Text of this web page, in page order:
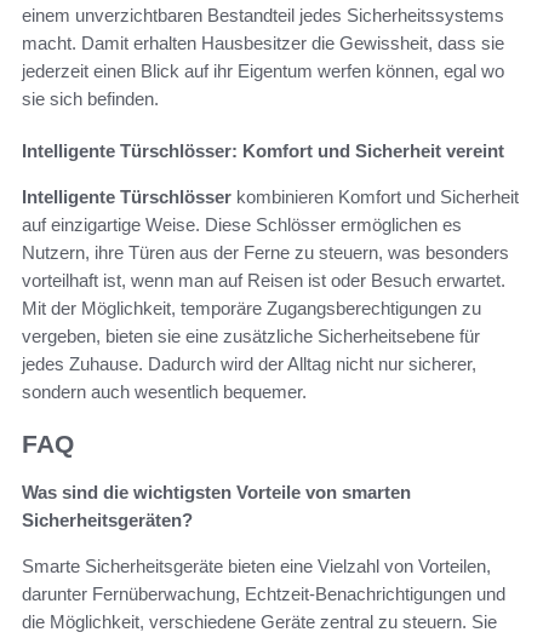
einem unverzichtbaren Bestandteil jedes Sicherheitssystems
macht. Damit erhalten Hausbesitzer die Gewissheit, dass sie
jederzeit einen Blick auf ihr Eigentum werfen können, egal wo
sie sich befinden.
Intelligente Türschlösser: Komfort und Sicherheit vereint
Intelligente Türschlösser kombinieren Komfort und Sicherheit
auf einzigartige Weise. Diese Schlösser ermöglichen es
Nutzern, ihre Türen aus der Ferne zu steuern, was besonders
vorteilhaft ist, wenn man auf Reisen ist oder Besuch erwartet.
Mit der Möglichkeit, temporäre Zugangsberechtigungen zu
vergeben, bieten sie eine zusätzliche Sicherheitsebene für
jedes Zuhause. Dadurch wird der Alltag nicht nur sicherer,
sondern auch wesentlich bequemer.
FAQ
Was sind die wichtigsten Vorteile von smarten
Sicherheitsgeräten?
Smarte Sicherheitsgeräte bieten eine Vielzahl von Vorteilen,
darunter Fernüberwachung, Echtzeit-Benachrichtigungen und
die Möglichkeit, verschiedene Geräte zentral zu steuern. Sie